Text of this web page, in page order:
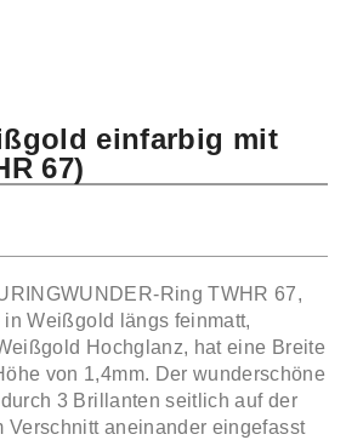
einfarbig mit
67)
Ring TWHR 67,
Weißgold längs feinmatt,
Hochglanz, hat eine Breite
von 1,4mm. Der wunderschöne
3 Brillanten seitlich auf der
Verschnitt aneinander eingefasst